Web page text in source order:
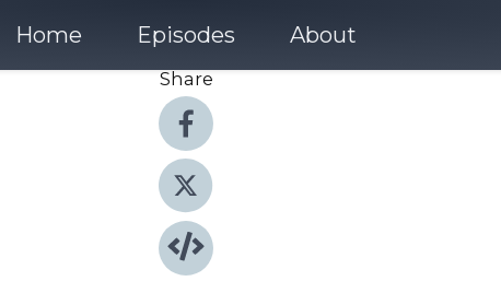
Home Episodes About
Share